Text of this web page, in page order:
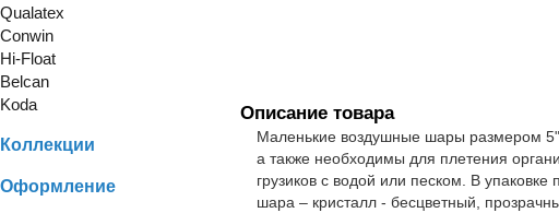
Qualatex
Conwin
Hi-Float
Belcan
Koda
Коллекции
Оформление
Описание товара
Маленькие воздушные шары размером
а также необходимы для плетения
грузиков с водой или песком. В
шара – кристалл - бесцветный,